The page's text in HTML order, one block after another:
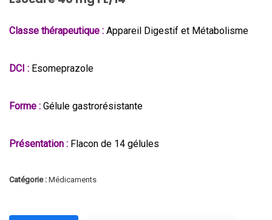
Classe thérapeutique : Appareil Digestif et Métabolisme
DCI : Esomeprazole
Forme : Gélule gastrorésistante
Présentation : Flacon de 14 gélules
Catégorie : Médicaments